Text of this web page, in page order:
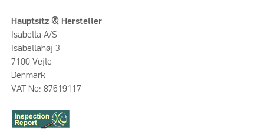
Hauptsitz & Hersteller
Isabella A/S
Isabellahøj 3
7100 Vejle
Denmark
VAT No: 87619117